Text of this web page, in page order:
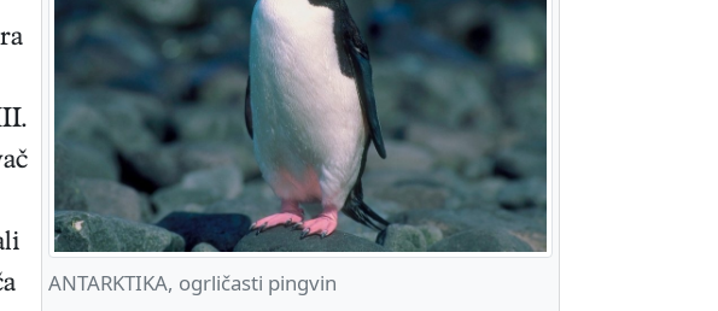
ANTARKTIKA, ogrličasti pingvin